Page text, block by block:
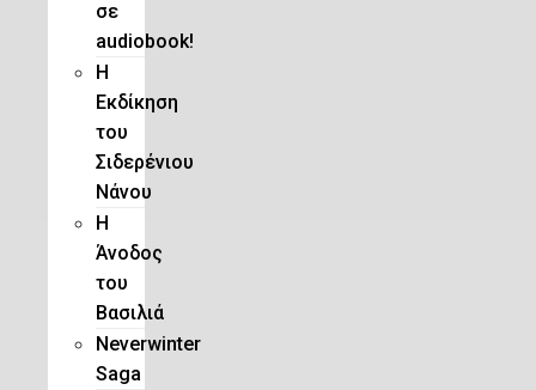
σε
audiobook!
Η
Εκδίκηση
του
Σιδερένιου
Νάνου
Η
Άνοδος
του
Βασιλιά
Neverwinter
Saga